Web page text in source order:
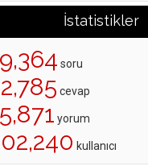
İstatistikler
soru
cevap
yorum
kullanıcı